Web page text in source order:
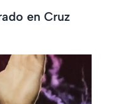
en Cruz